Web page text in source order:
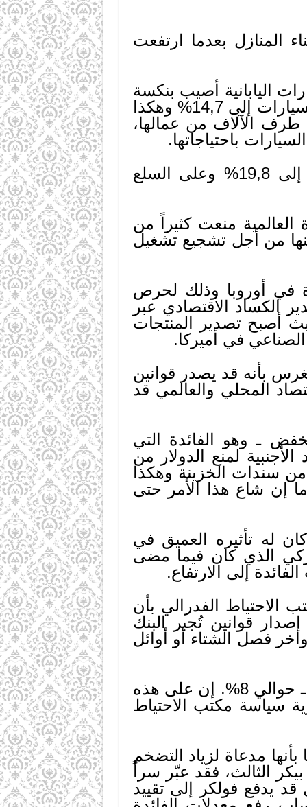
المنازل بعدما ارتفعت
اليابانية أصيب بنكسة
أشد كادت أن تكون قاضية حين ارتفع معدل الفائدة على قروض شراء السيارات إلى 14,7% وهكذا
الآلاف من عمالها،
باحتياجاتها.
– إن ارتفاع نسبة الفائدة على بطاقات الاعتماد الخاصة بالمستهلكين إلى 19,8% وعلى السلع
العالمية منعت كثيراً من
من أجل تشجيع تشغيل
في أوروبا وذلك لحرص
الكساد الاقتصادي عبر
أصبح تصدير المنتجات
في أميركا.
بأنه قد يصدر قوانين
المحلي والعالمي قد
المخفض ـ وهو الفائدة التي
لمنع الدولار من
سندات الخزينة وهكذا
إن شاع هذا الأمر حتى
له تأثيره العميق في
الذي كان فيما مضى
إلى الارتفاع.
الفدرالي بأن
قوانين تُجبر البنك
فصل الشتاء أو أوائل
ولكن مع اقتراب نهاية سنة 1982 بقيت معدلات الفائدة الحقيقية مرتفعة ـ حوالي 8%. إن على هذه
سياسة مكتب الاحتياط
مدعاة لزياد التضخم
الثالث، فقد عبّر سراً
يدفع فولكر إلى تقييد